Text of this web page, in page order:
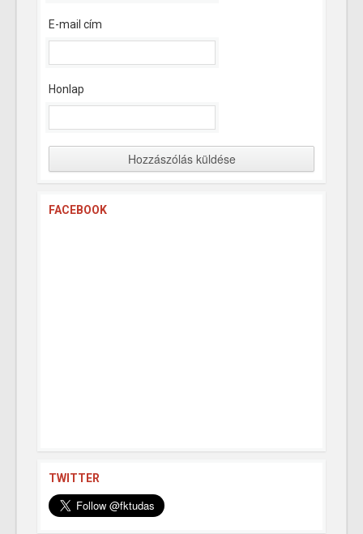
E-mail cím
Honlap
FACEBOOK
TWITTER